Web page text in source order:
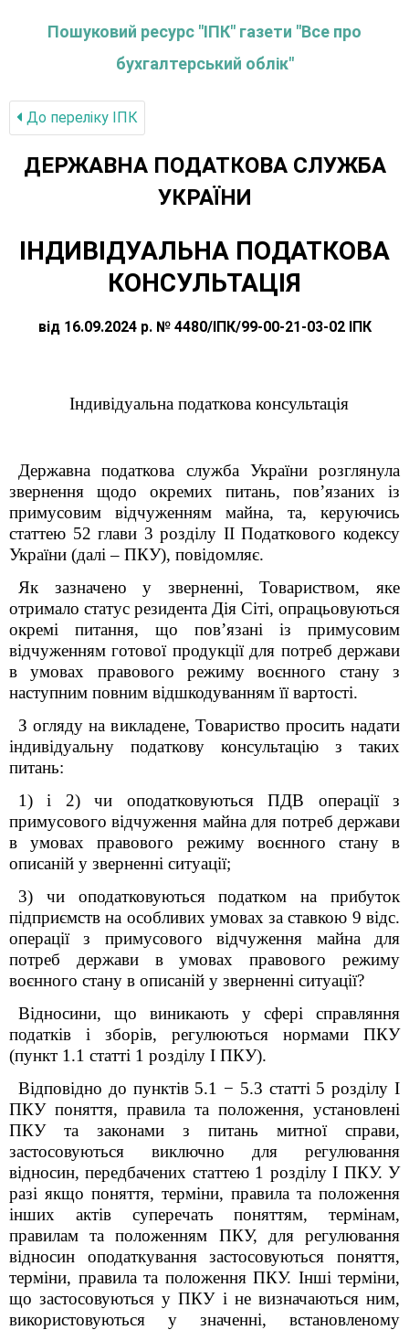
Пошуковий ресурс "ІПК" газети "Все про
бухгалтерський облік"
До переліку IПК
ДЕРЖАВНА ПОДАТКОВА СЛУЖБА
УКРАЇНИ
ІНДИВІДУАЛЬНА ПОДАТКОВА
КОНСУЛЬТАЦІЯ
від 16.09.2024 р. № 4480/ІПК/99-00-21-03-02 ІПК
Індивідуальна податкова консультація
Державна податкова служба України розглянула
звернення щодо окремих питань, пов’язаних із
примусовим відчуженням майна, та, керуючись
статтею 52 глави 3 розділу ІІ Податкового кодексу
України (далі – ПКУ), повідомляє.
Як зазначено у зверненні, Товариством, яке
отримало статус резидента Дія Сіті, опрацьовуються
окремі питання, що пов’язані із примусовим
відчуженням готової продукції для потреб держави
в умовах правового режиму воєнного стану з
наступним повним відшкодуванням її вартості.
З огляду на викладене, Товариство просить надати
індивідуальну податкову консультацію з таких
питань:
1) і 2) чи оподатковуються ПДВ операції з
примусового відчуження майна для потреб держави
в умовах правового режиму воєнного стану в
описаній у зверненні ситуації;
3) чи оподатковуються податком на прибуток
підприємств на особливих умовах за ставкою 9 відс.
операції з примусового відчуження майна для
потреб держави в умовах правового режиму
воєнного стану в описаній у зверненні ситуації?
Відносини, що виникають у сфері справляння
податків і зборів, регулюються нормами ПКУ
(пункт 1.1 статті 1 розділу І ПКУ).
Відповідно до пунктів 5.1 − 5.3 статті 5 розділу I
ПКУ поняття, правила та положення, установлені
ПКУ та законами з питань митної справи,
застосовуються виключно для регулювання
відносин, передбачених статтею 1 розділу I ПКУ. У
разі якщо поняття, терміни, правила та положення
інших актів суперечать поняттям, термінам,
правилам та положенням ПКУ, для регулювання
відносин оподаткування застосовуються поняття,
терміни, правила та положення ПКУ. Інші терміни,
що застосовуються у ПКУ і не визначаються ним,
використовуються у значенні, встановленому